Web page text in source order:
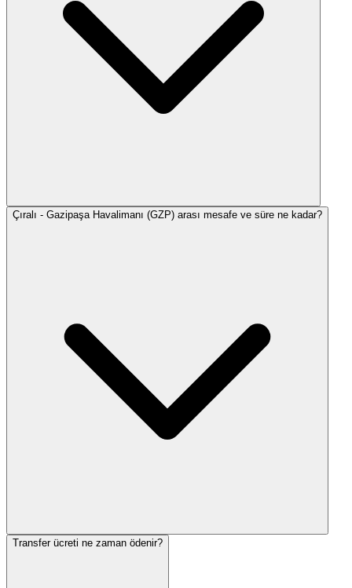
Çıralı - Gazipaşa Havalimanı (GZP) arası mesafe ve süre ne kadar?
Transfer ücreti ne zaman ödenir?